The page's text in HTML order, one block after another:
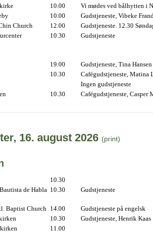
10.00
Vi mødes ved bålhytten i
10.00
Gudstjeneste, Vibeke
Church
12.00
Gudstjeneste. 12.30
10.30 Gudstjeneste
19.00
Gudstjeneste, Tina Hansen
10.30
Cafégudstjeneste, Matina
Ingen gudstjeneste
10.30 Cafégudstjeneste, Casper
16. august 2026 (print)
10.30
de Habla 10.30 Gudstjeneste
Baptist Church 14.00
Gudstjeneste på engelsk
10.30
Gudstjeneste, Henrik Kaas
11.00